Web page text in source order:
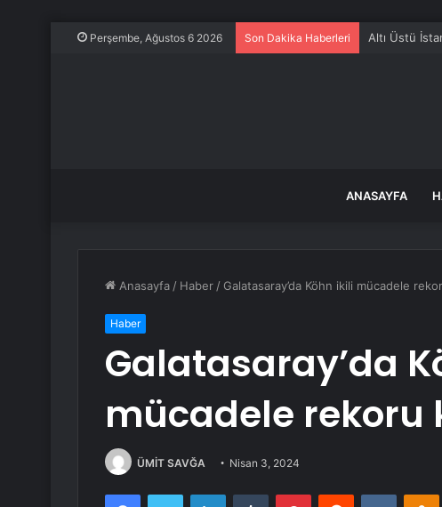
Perşembe, Ağustos 6 2026 Son Dakika Haberleri Altı Üstü
ANASAYFA
Anasayfa / Haber / Galatasaray’da Köhn ikili mücadele
Haber
Galatasaray’da
mücadele rekoru
ÜMİT SAVĞA Nisan 3, 2024
FacebookTwitter LinkedInTumblr PinterestReddit